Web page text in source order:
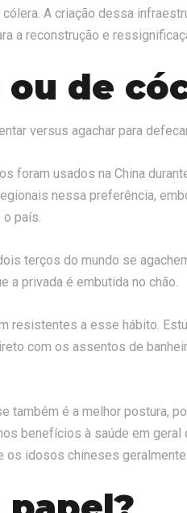
A criação dessa
a reconstrução e
de
versus agachar para
foram usados na China
nessa preferência,
país.
terços do mundo se
a privada é embutida no chão.
resistentes a esse hábito.
com os assentos de
também é a melhor postura,
benefícios à saúde em geral
idosos chineses